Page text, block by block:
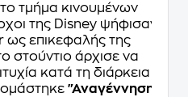
τμήμα κινουμένων
της Disney ψήφισαν
ως επικεφαλής της
στούντιο άρχισε να
κατά τη διάρκεια
"Αναγέννηση